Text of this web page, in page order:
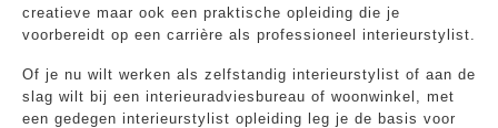
creatieve maar ook een praktische opleiding die je
voorbereidt op een carrière als professioneel interieurstylist.
Of je nu wilt werken als zelfstandig interieurstylist of aan de
slag wilt bij een interieuradviesbureau of woonwinkel, met
een gedegen interieurstylist opleiding leg je de basis voor